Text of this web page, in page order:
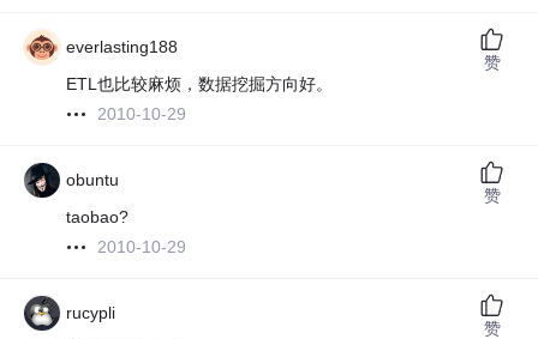
everlasting188
ETL也比较麻烦，数据挖掘方向好。
2010-10-29
赞
obuntu
taobao?
2010-10-29
赞
rucypli
赞